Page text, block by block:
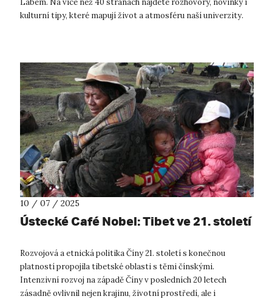
kulturní tipy, které mapují život a atmosféru naší univerzity.
10 / 07 / 2025
Ústecké Café Nobel: Tibet ve 21. století
Rozvojová a etnická politika Číny 21. století s konečnou
platností propojila tibetské oblasti s těmi čínskými.
Intenzivní rozvoj na západě Číny v posledních 20 letech
zásadně ovlivnil nejen krajinu, životní prostředí, ale i